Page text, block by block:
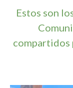
Estos son
compartidos